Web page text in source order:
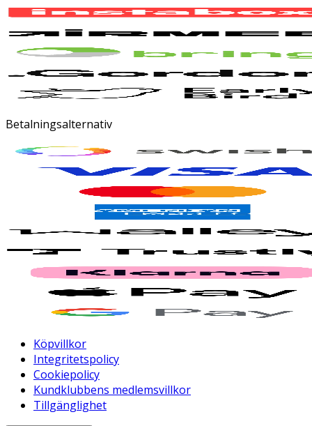
Betalningsalternativ
Köpvillkor
Integritetspolicy
Cookiepolicy
Kundklubbens medlemsvillkor
Tillgänglighet